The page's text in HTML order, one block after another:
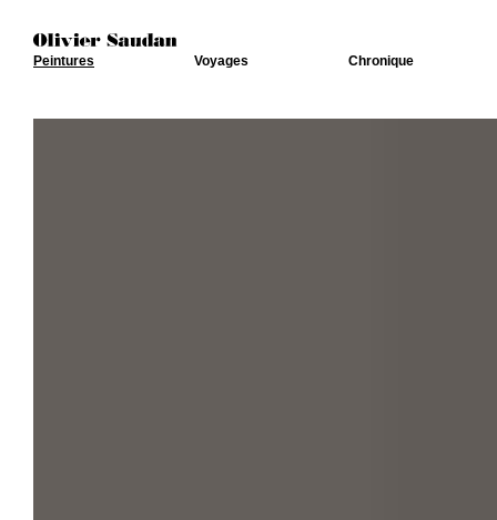
Peintures Voyages Chronique